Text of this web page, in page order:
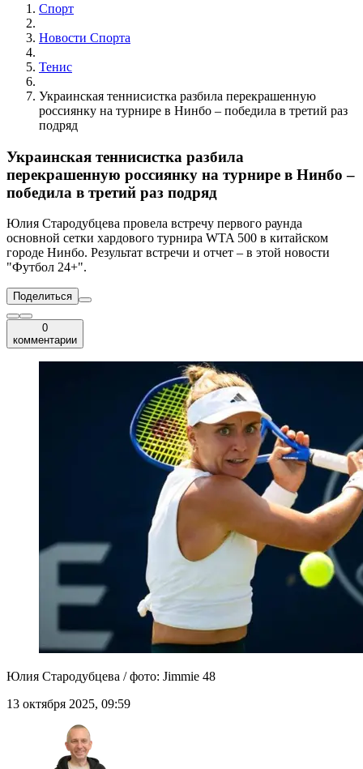
Спорт
Новости Cпорта
Тенис
Украинская теннисистка разбила перекрашенную
россиянку на турнире в Нинбо – победила в третий раз
подряд
Украинская теннисистка разбила
перекрашенную россиянку на турнире в Нинбо –
победила в третий раз подряд
Юлия Стародубцева провела встречу первого раунда
основной сетки хардового турнира WTA 500 в китайском
городе Нинбо. Результат встречи и отчет – в этой новости
"Футбол 24+".
Поделиться
0
комментарии
Юлия Стародубцева / фото: Jimmie 48
13 октября 2025, 09:59